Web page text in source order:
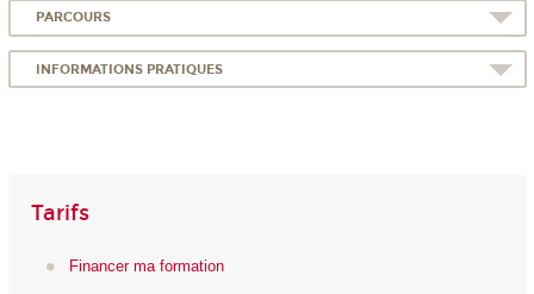
PARCOURS
INFORMATIONS PRATIQUES
Tarifs
Financer ma formation